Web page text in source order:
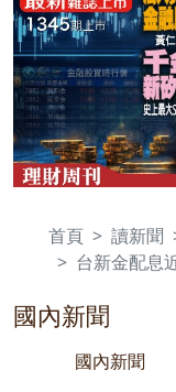
首頁 讀新聞
台新金配息
國內新聞
國內新聞